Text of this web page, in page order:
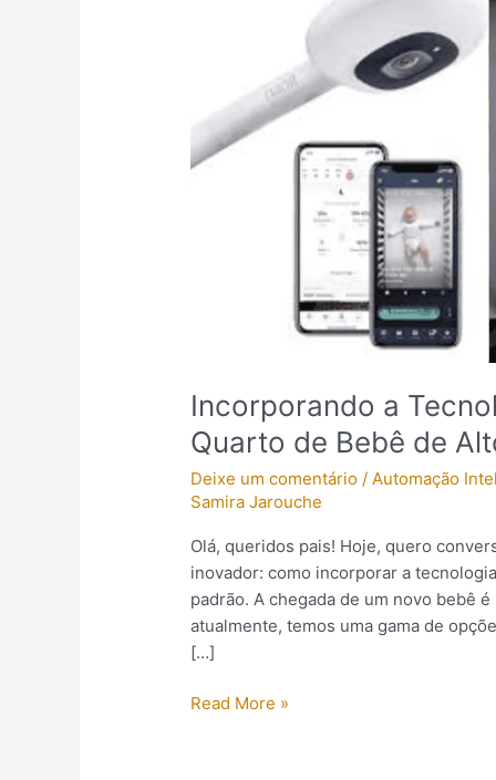
Incorporando a
Quarto de Bebê de
Deixe um comentário / Automação
Samira Jarouche
Olá, queridos pais! Hoje, quero
inovador: como incorporar a
padrão. A chegada de um novo bebê
atualmente, temos uma gama de
[…]
para
um
Quarto
Read More »